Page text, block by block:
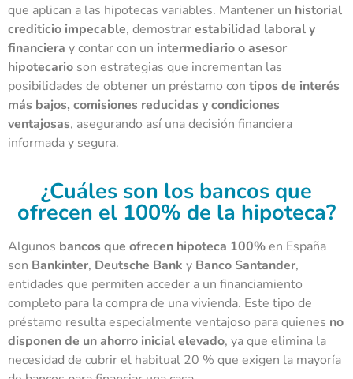
que aplican a las hipotecas variables. Mantener un historial
crediticio impecable, demostrarestabilidad laboral y
financiera y contar con un intermediario o asesor
hipotecario son estrategias que incrementan las
posibilidades de obtener un préstamo con tipos de interés
más bajos, comisiones reducidas y condiciones
ventajosas, asegurando así una decisión financiera
informada y segura.
¿Cuáles son los bancos que
ofrecen el 100% de la hipoteca?
Algunos bancos que ofrecen hipoteca 100%en España
son Bankinter, Deutsche Bank y Banco Santander,
entidades que permiten acceder a un financiamiento
completo para la compra de una vivienda. Este tipo de
préstamo resulta especialmente ventajoso para quienes no
disponen de un ahorro inicial elevado, ya que elimina la
necesidad de cubrir el habitual 20 % que exigen la mayoría